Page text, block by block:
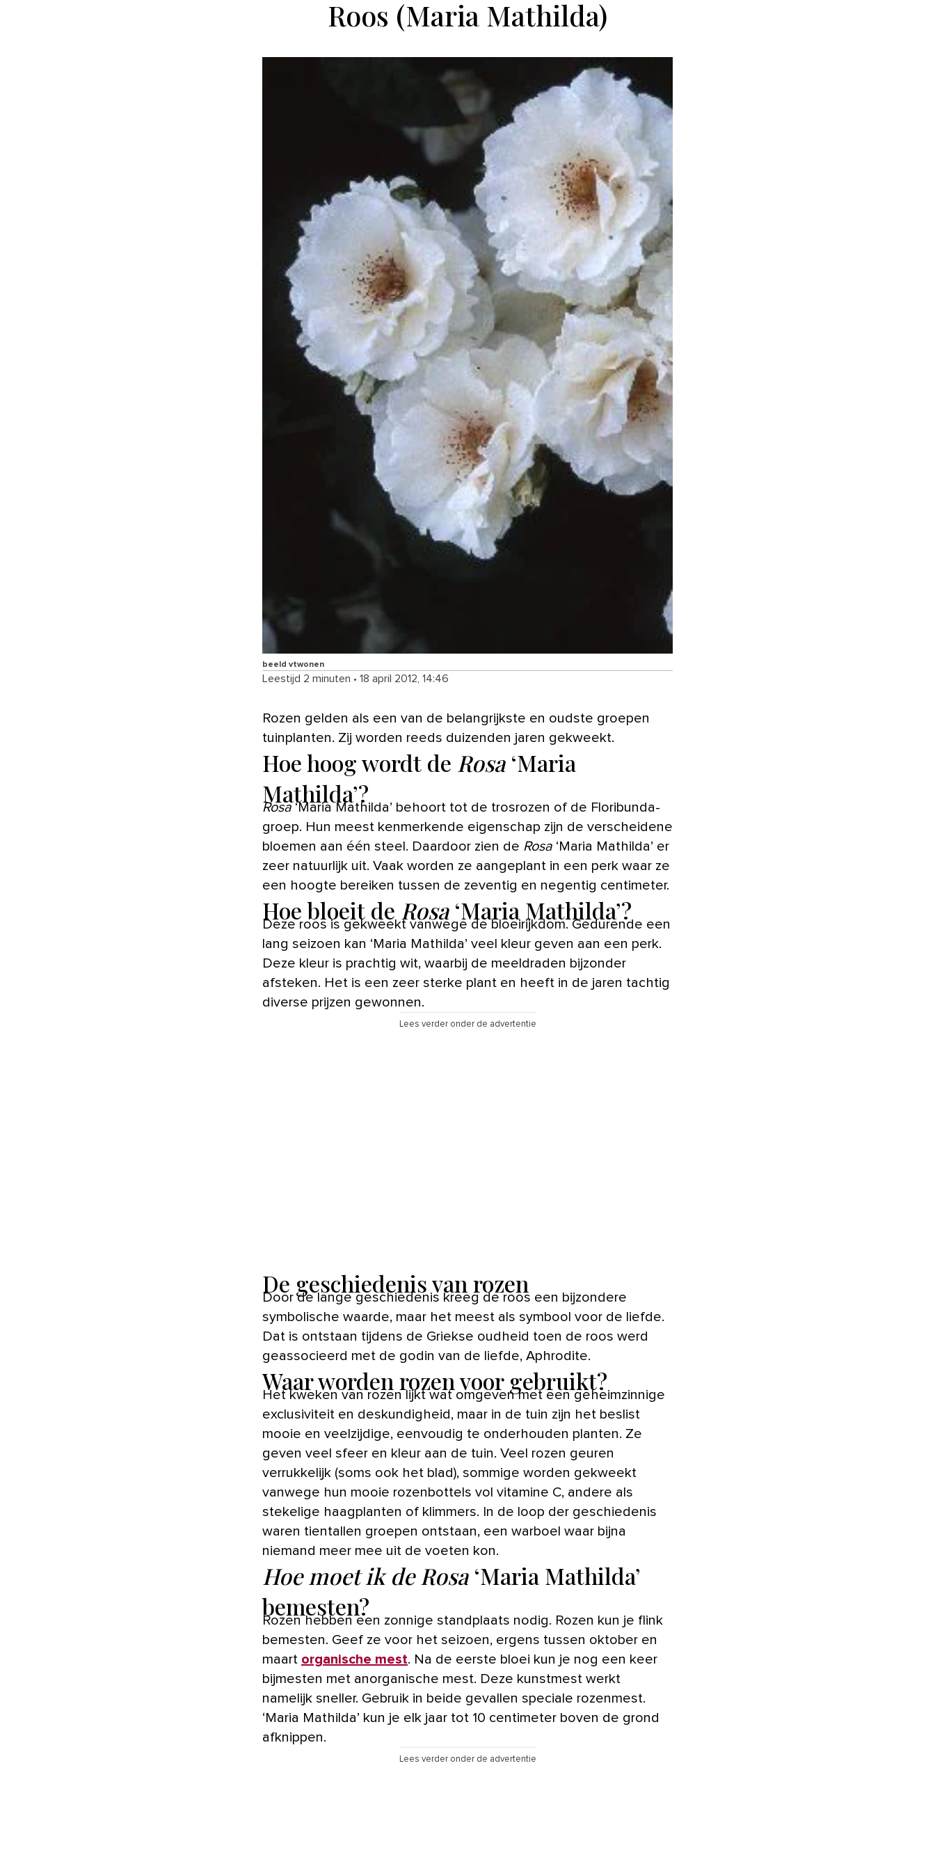
Roos (Maria Mathilda)
beeld vtwonen
Leestijd 2 minuten • 18 april 2012, 14:46
Rozen gelden als een van de belangrijkste en oudste groepen
tuinplanten. Zij worden reeds duizenden jaren gekweekt.
Hoe hoog wordt de Rosa‘Maria
Mathilda’?
Rosa ‘Maria Mathilda’ behoort tot de trosrozen of de Floribunda-
groep. Hun meest kenmerkende eigenschap zijn de verscheidene
bloemen aan één steel. Daardoor zien de Rosa ‘Maria Mathilda’ er
zeer natuurlijk uit. Vaak worden ze aangeplant in een perk waar ze
een hoogte bereiken tussen de zeventig en negentig centimeter.
Hoe bloeit de Rosa‘Maria Mathilda’?
Deze roos is gekweekt vanwege de bloeirijkdom. Gedurende een
lang seizoen kan ‘Maria Mathilda’ veel kleur geven aan een perk.
Deze kleur is prachtig wit, waarbij de meeldraden bijzonder
afsteken. Het is een zeer sterke plant en heeft in de jaren tachtig
diverse prijzen gewonnen.
Lees verder onder de advertentie
De geschiedenis van rozen
Door de lange geschiedenis kreeg de roos een bijzondere
symbolische waarde, maar het meest als symbool voor de liefde.
Dat is ontstaan tijdens de Griekse oudheid toen de roos werd
geassocieerd met de godin van de liefde, Aphrodite.
Waar worden rozen voor gebruikt?
Het kweken van rozen lijkt wat omgeven met een geheimzinnige
exclusiviteit en deskundigheid, maar in de tuin zijn het beslist
mooie en veelzijdige, eenvoudig te onderhouden planten. Ze
geven veel sfeer en kleur aan de tuin. Veel rozen geuren
verrukkelijk (soms ook het blad), sommige worden gekweekt
vanwege hun mooie rozenbottels vol vitamine C, andere als
stekelige haagplanten of klimmers. In de loop der geschiedenis
waren tientallen groepen ontstaan, een warboel waar bijna
niemand meer mee uit de voeten kon.
Hoe moet ik de Rosa‘Maria Mathilda’
bemesten?
Rozen hebben een zonnige standplaats nodig. Rozen kun je flink
bemesten. Geef ze voor het seizoen, ergens tussen oktober en
maart organische mest. Na de eerste bloei kun je nog een keer
bijmesten met anorganische mest. Deze kunstmest werkt
namelijk sneller. Gebruik in beide gevallen speciale rozenmest.
‘Maria Mathilda’ kun je elk jaar tot 10 centimeter boven de grond
afknippen.
Lees verder onder de advertentie